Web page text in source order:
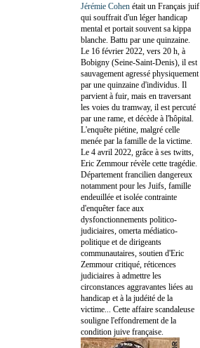
Jérémie Cohen était un Français juif
qui souffrait d'un léger handicap
mental et portait souvent sa kippa
blanche. Battu par une quinzaine.
Le 16 février 2022, vers 20 h, à
Bobigny (Seine-Saint-Denis), il est
sauvagement agressé physiquement
par une quinzaine d'individus. Il
parvient à fuir, mais en traversant
les voies du tramway, il est percuté
par une rame, et décède à l'hôpital.
L'enquête piétine, malgré celle
menée par la famille de la victime.
Le 4 avril 2022, grâce à ses twitts,
Eric Zemmour révèle cette tragédie.
Département francilien dangereux
notamment pour les Juifs, famille
endeuillée et isolée contrainte
d'enquêter face aux
dysfonctionnements politico-
judiciaires, omerta médiatico-
politique et de dirigeants
communautaires, soutien d'Eric
Zemmour critiqué, réticences
judiciaires à admettre les
circonstances aggravantes liées au
handicap et à la judéité de la
victime... Cette affaire scandaleuse
souligne l'effondrement de la
condition juive française.